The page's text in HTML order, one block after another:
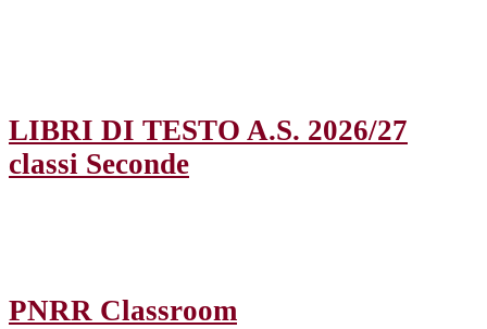
LIBRI DI TESTO A.S. 2026/27
classi Seconde
PNRR Classroom